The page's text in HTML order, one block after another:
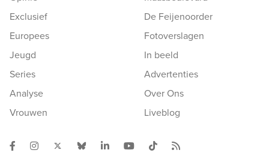
Exclusief
Europees
Jeugd
Series
Analyse
Vrouwen
De Feijenoorder
Fotoverslagen
In beeld
Advertenties
Over Ons
Liveblog